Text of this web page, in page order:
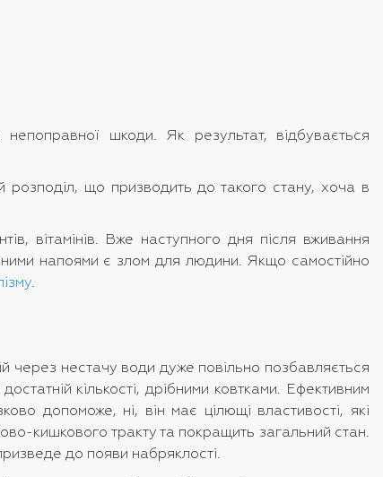
шкоди. Як результат, відбувається
розподіл, що призводить до такого стану, хоча в
вітамінів. Вже наступного дня після вживання
напоями є злом для людини. Якщо самостійно
.
через нестачу води дуже повільно позбавляється
кількості, дрібними ковтками. Ефективним
допоможе, ні, він має цілющі властивості, які
кишкового тракту та покращить загальний стан.
до появи набряклості.